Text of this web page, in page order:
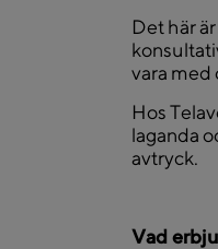
Det här
vara med
Hos
laganda
avtryck.
Vad